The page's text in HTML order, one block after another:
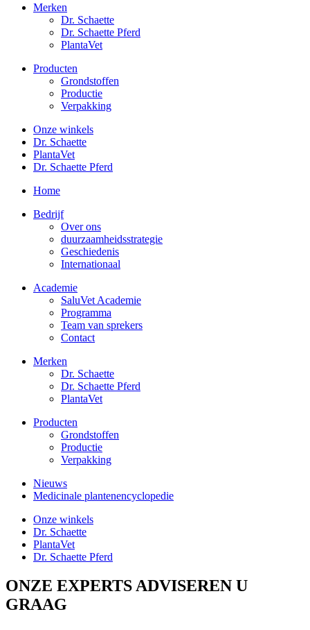
Merken
Dr. Schaette
Dr. Schaette Pferd
PlantaVet
Producten
Grondstoffen
Productie
Verpakking
Onze winkels
Dr. Schaette
PlantaVet
Dr. Schaette Pferd
Home
Bedrijf
Over ons
duurzaamheidsstrategie
Geschiedenis
Internationaal
Academie
SaluVet Academie
Programma
Team van sprekers
Contact
Merken
Dr. Schaette
Dr. Schaette Pferd
PlantaVet
Producten
Grondstoffen
Productie
Verpakking
Nieuws
Medicinale plantenencyclopedie
Onze winkels
Dr. Schaette
PlantaVet
Dr. Schaette Pferd
ONZE EXPERTS ADVISEREN U
GRAAG